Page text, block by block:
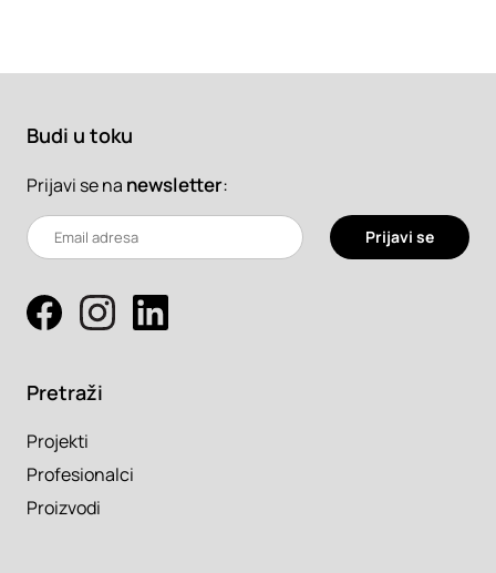
Budi u toku
Prijavi se na newsletter:
Prijavi se
Pretraži
Projekti
Profesionalci
Proizvodi